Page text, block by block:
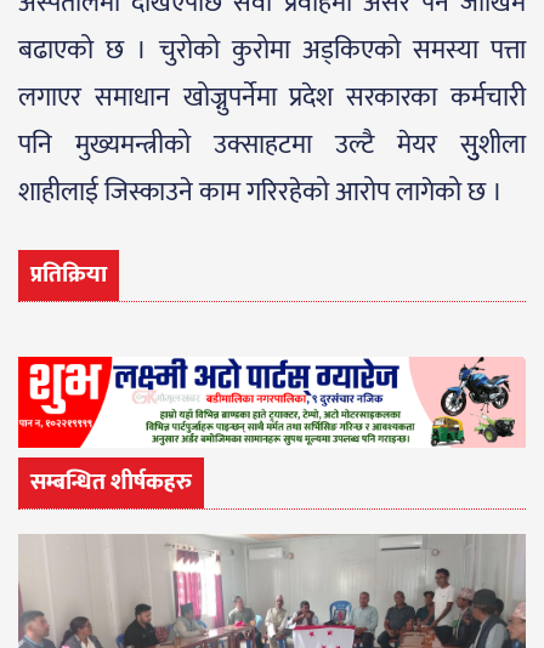
बढाएको छ । चुरोको कुरोमा अड्किएको समस्या पत्ता
लगाएर समाधान खोज्नुपर्नेमा प्रदेश सरकारका कर्मचारी
पनि मुख्यमन्त्रीको उक्साहटमा उल्टै मेयर सुुशीला
शाहीलाई जिस्काउने काम गरिरहेको आरोप लागेको छ ।
प्रतिक्रिया
सम्बन्धित शीर्षकहरु